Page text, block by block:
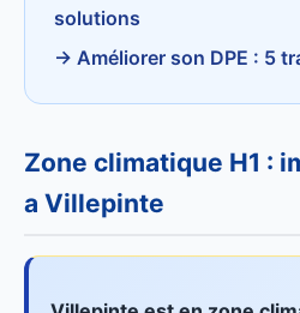
solutions
→ Améliorer son DPE : 5
Zone climatique H1 :
a Villepinte